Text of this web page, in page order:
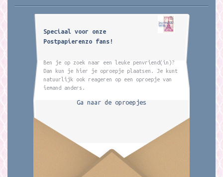
Speciaal voor onze
Postpapierenzo fans!
Ben je op zoek naar een leuke penvriend(in)?
Dan kun je hier je oproepje plaatsen. Je kunt
natuurlijk ook reageren op een oproepje van
iemand anders.
Ga naar de oproepjes